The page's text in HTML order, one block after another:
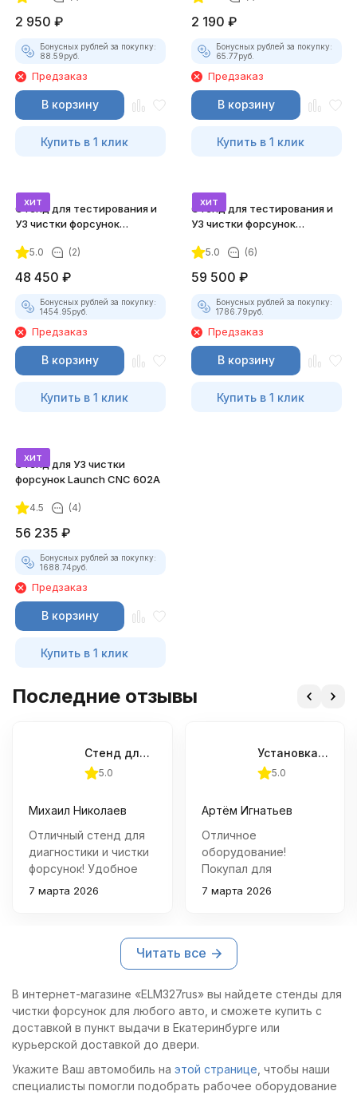
2 950 ₽
Бонусных рублей за покупку:
88.59руб.
Предзаказ
В корзину
Купить в 1 клик
2 190 ₽
Бонусных рублей за покупку:
65.77руб.
Предзаказ
В корзину
Купить в 1 клик
хит
Стенд для тестирования и
УЗ чистки форсунок
5.0 (2)
48 450 ₽
Бонусных рублей за покупку:
1454.95руб.
Предзаказ
В корзину
Купить в 1 клик
хит
Стенд для тестирования и
УЗ чистки форсунок
5.0 (6)
59 500 ₽
Бонусных рублей за покупку:
1786.79руб.
Предзаказ
В корзину
Купить в 1 клик
хит
Стенд для УЗ чистки
форсунок Launch CNC 602A
4.5 (4)
56 235 ₽
Бонусных рублей за покупку:
1688.74руб.
Предзаказ
В корзину
Купить в 1 клик
Последние отзывы
Стенд для тестирования и УЗ чистки форсунок GrunBaum INJ6000
5.0
Михаил Николаев
Отличный стенд для
диагностики и чистки
форсунок! Удобное
использование,
Всё четко описано в
7 марта 2026
Установка для тестирования и чистки форсунок Ода Сервис (FSI, GDI, MPI И PIEZO)
5.0
Артём Игнатьев
Отличное
оборудование!
Покупал для
профессиональной
справляется со всеми
задачами быстро и
качественно. Удобно
несколько форсунок,
легко настроить под
разные типы
7 марта 2026
Читать все
В интернет-магазине «ELM327rus» вы найдете стенды для
чистки форсунок для любого авто, и сможете купить с
доставкой в пункт выдачи в Екатеринбурге или
курьерской доставкой до двери.
Укажите Ваш автомобиль на этой странице , чтобы наши
специалисты помогли подобрать рабочее оборудование